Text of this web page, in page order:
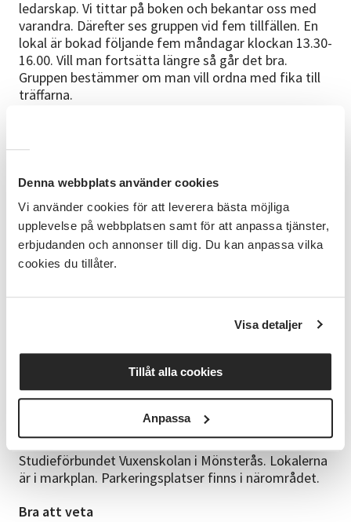
Denna webbplats använder cookies
Vi använder cookies för att leverera bästa möjliga
upplevelse på webbplatsen samt för att anpassa tjänster,
erbjudanden och annonser till dig. Du kan anpassa vilka
cookies du tillåter.
Visa detaljer
Tillåt alla cookies
Anpassa
ledarskap. Vi tittar på boken och bekantar oss med
varandra. Därefter ses gruppen vid fem tillfällen. En
lokal är bokad följande fem måndagar klockan 13.30-
16.00. Vill man fortsätta längre så går det bra.
Gruppen bestämmer om man vill ordna med fika till
träffarna.
Folkbildning handlar om att lära tillsammans – fritt,
behövs inga experter, bara nyfikenhet. Ni delar
kunskap, lär av varandra och använder det material ni
själva vill. Det är kostnadsfritt att vara med men man
tar med sig eget material att jobba med.
Intressegruppen bestämmer själva hur träffarna ska
Tillsammans skapar ni en grupp där det känns roligt,
inspirerande och meningsfullt att vara. Gruppen utser
en person som håller ihop träffarna och tar närvaro.
Den personen får ledarutbildning och erbjuds
gemenskap vid Vuxenskolans årliga cirkelledarträffar.
Ett fint och viktigt uppdrag för den som känner sig
manad.
Lokal
Studieförbundet Vuxenskolan i Mönsterås. Lokalerna
är i markplan. Parkeringsplatser finns i närområdet.
Bra att veta